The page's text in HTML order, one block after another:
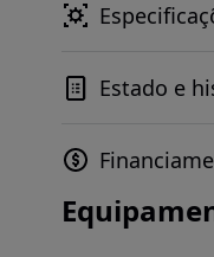
Estado e